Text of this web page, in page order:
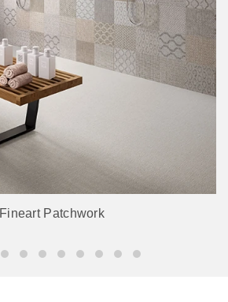
Fineart Patchwork